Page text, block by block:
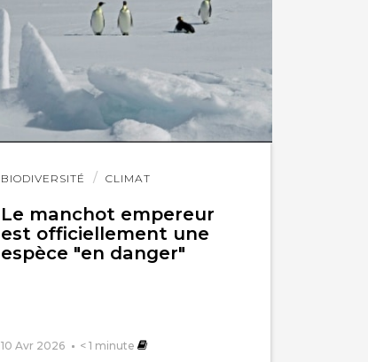
BIODIVERSITÉ CLIMAT
Le manchot empereur
est officiellement une
espèce "en danger"
10 Avr 2026 < 1 minute
Lire